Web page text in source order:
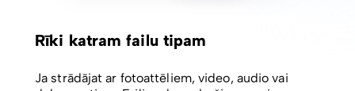
Rīki katram failu tipam
Ja strādājat ar fotoattēliem, video, audio vai